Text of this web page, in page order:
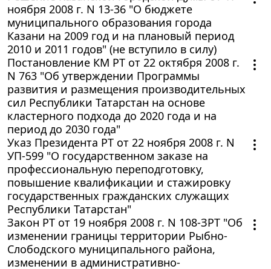
ноября 2008 г. N 13-36 "О бюджете
муниципального образования города
Казани на 2009 год и на плановый период
2010 и 2011 годов" (не вступило в силу)
Постановление КМ РТ от 22 октября 2008 г.
N 763 "Об утверждении Программы
развития и размещения производительных
сил Республики Татарстан на основе
кластерного подхода до 2020 года и на
период до 2030 года"
Указ Президента РТ от 22 ноября 2008 г. N
УП-599 "О государственном заказе на
профессиональную переподготовку,
повышение квалификации и стажировку
государственных гражданских служащих
Республики Татарстан"
Закон РТ от 19 ноября 2008 г. N 108-ЗРТ "Об
изменении границы территории Рыбно-
Слободского муниципального района,
изменении в административно-